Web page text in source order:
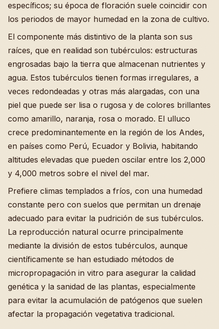
específicos; su época de floración suele coincidir con
los periodos de mayor humedad en la zona de cultivo.
El componente más distintivo de la planta son sus
raíces, que en realidad son tubérculos: estructuras
engrosadas bajo la tierra que almacenan nutrientes y
agua. Estos tubérculos tienen formas irregulares, a
veces redondeadas y otras más alargadas, con una
piel que puede ser lisa o rugosa y de colores brillantes
como amarillo, naranja, rosa o morado. El ulluco
crece predominantemente en la región de los Andes,
en países como Perú, Ecuador y Bolivia, habitando
altitudes elevadas que pueden oscilar entre los 2,000
y 4,000 metros sobre el nivel del mar.
Prefiere climas templados a fríos, con una humedad
constante pero con suelos que permitan un drenaje
adecuado para evitar la pudrición de sus tubérculos.
La reproducción natural ocurre principalmente
mediante la división de estos tubérculos, aunque
científicamente se han estudiado métodos de
micropropagación in vitro para asegurar la calidad
genética y la sanidad de las plantas, especialmente
para evitar la acumulación de patógenos que suelen
afectar la propagación vegetativa tradicional.